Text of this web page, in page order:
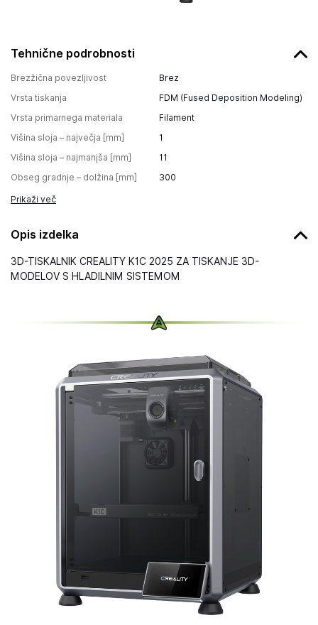
Tehnične podrobnosti
Brezžična povezljivost
Brez
Vrsta tiskanja
FDM (Fused Deposition Modeling)
Vrsta primarnega materiala
Filament
Višina sloja – največja [mm]
1
Višina sloja – najmanjša [mm]
11
Obseg gradnje – dolžina [mm]
300
Prikaži več
Opis izdelka
3D-TISKALNIK CREALITY K1C 2025 ZA TISKANJE 3D-
MODELOV S HLADILNIM SISTEMOM